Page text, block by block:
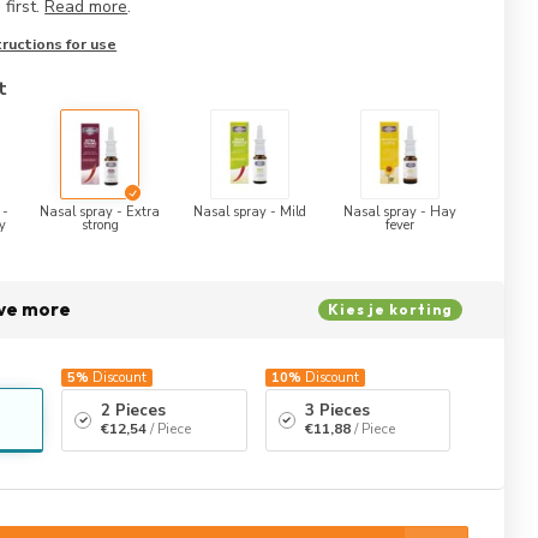
first.Read more.
for use
- Nasal spray - Extra
strong
Nasal spray - Mild Nasal spray - Hay
fever
Kies je korting
more
5% Discount
2 Pieces
€12,54 / Piece
10% Discount
3 Pieces
€11,88 / Piece